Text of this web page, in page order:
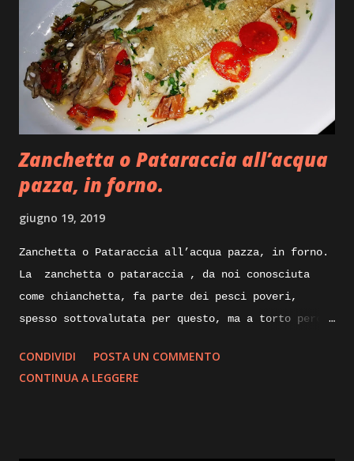
descrizione passo passo della ricetta, intanto vi
elenco gli ingredienti e andremo subito ad
iniziare. Ingredienti: Carrè di agnello, diciamo
tre costolette a porzione, olio evo pepe e sale,
Salvia, succo di melagrana, zucchero di canna
integrale, burro, olio evo, gherigli di noci.
Execution: Ricetta facile per il carrè di agnello
che ci apprestiamo a preparare, dice...
Zanchetta o Pataraccia all’acqua
pazza, in forno.
giugno 19, 2019
Zanchetta o Pataraccia all’acqua pazza, in forno.
La zanchetta o pataraccia , da noi conosciuta
come chianchetta, fa parte dei pesci poveri,
spesso sottovalutata per questo, ma a torto perche
grassi. Nelle sue taglie piccole e utilizzata
fritta, ma nelle taglie degli esemplari maturi
CONDIVIDI
POSTA UN COMMENTO
CONTINUA A LEGGERE